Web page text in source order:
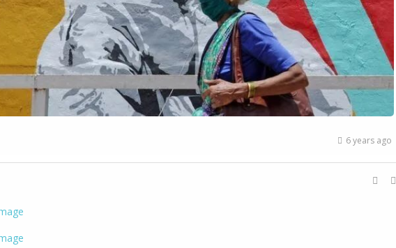
6 years ago